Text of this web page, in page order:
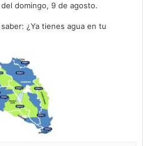
domingo, 9 de agosto.
¿Ya tienes agua en tu